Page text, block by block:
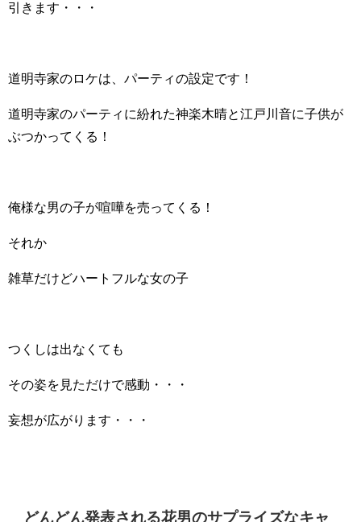
引きます・・・
道明寺家のロケは、パーティの設定です！
道明寺家のパーティに紛れた神楽木晴と江戸川音に子供が
ぶつかってくる！
俺様な男の子が喧嘩を売ってくる！
それか
雑草だけどハートフルな女の子
つくしは出なくても
その姿を見ただけで感動・・・
妄想が広がります・・・
どんどん発表される花男のサプライズなキャ